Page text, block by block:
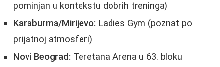
pominjan u kontekstu dobrih treninga)
Karaburma/Mirijevo: Ladies Gym (poznat po
prijatnoj atmosferi)
Novi Beograd: Teretana Arena u 63. bloku